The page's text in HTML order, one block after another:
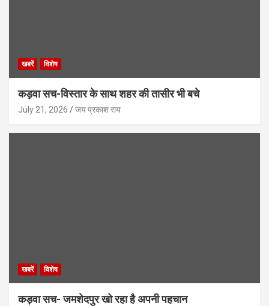
खबरें विशेष
कड़वा सच-विस्तार के साथ शहर की तासीर भी बचे
July 21, 2026 जय प्रकाश राय
खबरें विशेष
कड़वा सच- जमशेदपुर खो रहा है अपनी पहचान